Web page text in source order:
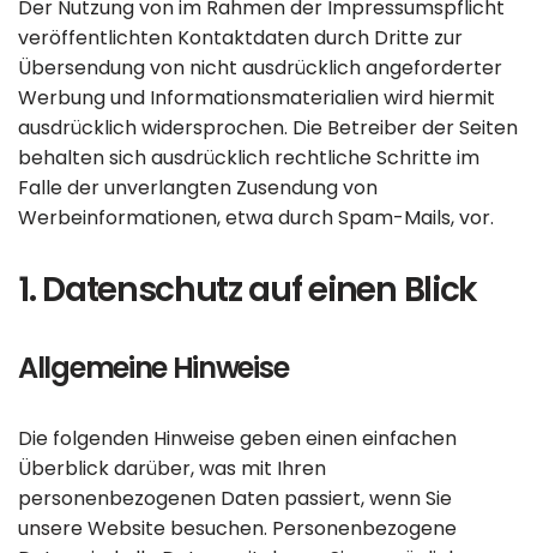
Der Nutzung von im Rahmen der Impressumspflicht
veröffentlichten Kontaktdaten durch Dritte zur
Übersendung von nicht ausdrücklich angeforderter
Werbung und Informationsmaterialien wird hiermit
ausdrücklich widersprochen. Die Betreiber der Seiten
behalten sich ausdrücklich rechtliche Schritte im
Falle der unverlangten Zusendung von
Werbeinformationen, etwa durch Spam-Mails, vor.
1. Datenschutz auf einen Blick
Allgemeine Hinweise
Die folgenden Hinweise geben einen einfachen
Überblick darüber, was mit Ihren
personenbezogenen Daten passiert, wenn Sie
unsere Website besuchen. Personenbezogene